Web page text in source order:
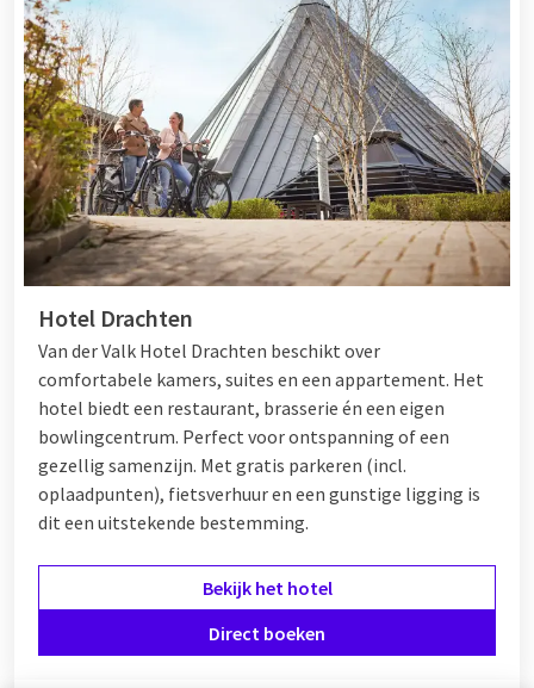
Hotel Drachten
Van der Valk Hotel Drachten beschikt over
comfortabele kamers, suites en een appartement. Het
hotel biedt een restaurant, brasserie én een eigen
bowlingcentrum. Perfect voor ontspanning of een
gezellig samenzijn. Met gratis parkeren (incl.
oplaadpunten), fietsverhuur en een gunstige ligging is
dit een uitstekende bestemming.
Bekijk het hotel
Direct boeken